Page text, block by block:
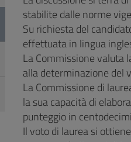
stabilite dalle norme
Su richiesta del
effettuata in lingua
La Commissione valuta
alla determinazione del
La Commissione di
la sua capacità di
punteggio in
Il voto di laurea si